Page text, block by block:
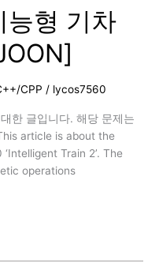
형 기차
CPP / lycos7560
한 글입니다. 해당 문제는
article is about the
Train 2’. The
operations